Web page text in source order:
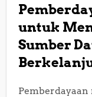
untuk
Sumber